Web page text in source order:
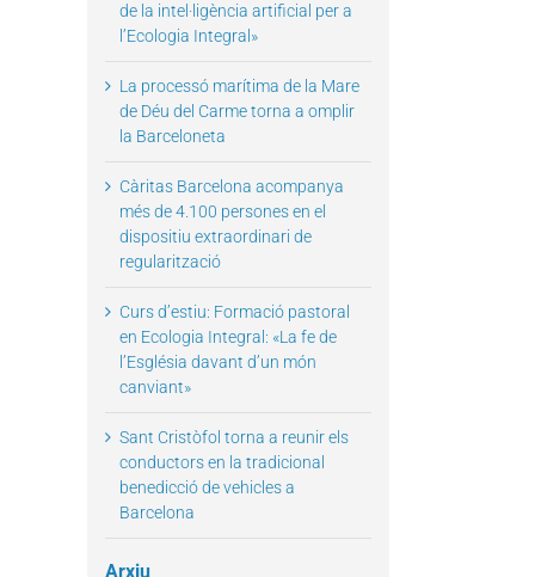
de la intel·ligència artificial per a
l’Ecologia Integral»
La processó marítima de la Mare
de Déu del Carme torna a omplir
la Barceloneta
Càritas Barcelona acompanya
més de 4.100 persones en el
dispositiu extraordinari de
regularització
Curs d’estiu: Formació pastoral
en Ecologia Integral: «La fe de
l’Església davant d’un món
canviant»
Sant Cristòfol torna a reunir els
conductors en la tradicional
benedicció de vehicles a
Barcelona
Arxiu